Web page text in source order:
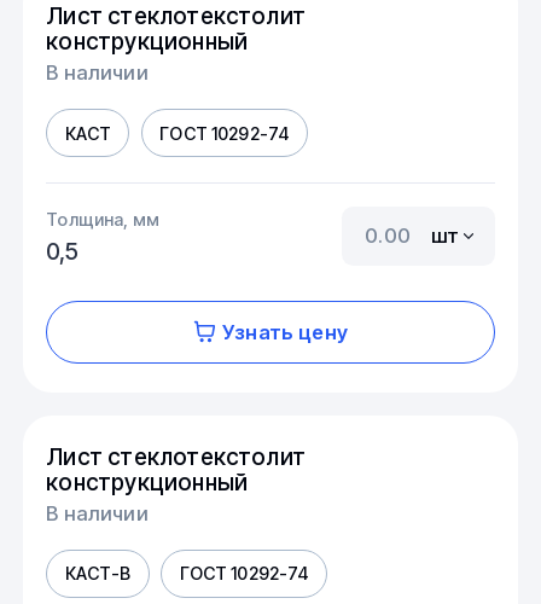
Лист стеклотекстолит
конструкционный
В наличии
КАСТ ГОСТ 10292-74
Толщина, мм
0,5
шт
Узнать цену
Лист стеклотекстолит
конструкционный
В наличии
КАСТ-В ГОСТ 10292-74